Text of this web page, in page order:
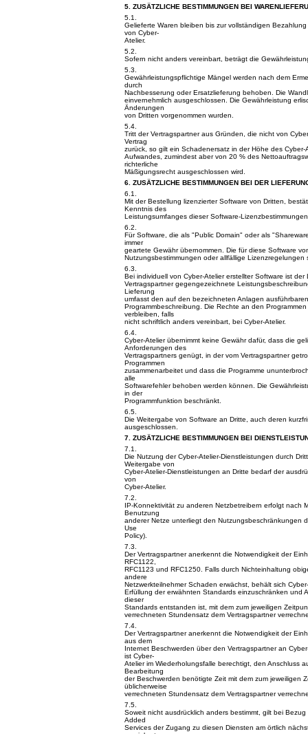
5. ZUSÄTZLICHE BESTIMMUNGEN BEI
5.1.
Gelieferte Waren bleiben bis zur vollständigen
von Cyber-
Atelier.
5.2.
Sofern nicht anders vereinbart, beträgt die
5.3.
Gewährleistungspflichtige Mängel werden nach dem
durch
Nachbesserung oder Ersatzlieferung behoben. Die
einvernehmlich ausgeschlossen. Die Gewährleistung
Änderungen
von Dritten vorgenommen wurden.
5.4.
Tritt der Vertragspartner aus Gründen, die nicht von
Vertrag
zurück, so gilt ein Schadenersatz in der Höhe des
Aufwandes, zumindest aber von 20 % des
richterliche
Mäßigungsrecht ausgeschlossen wird.
6. ZUSÄTZLICHE BESTIMMUNGEN BEI DER
6.1.
Mit der Bestellung lizenzierter Software von Dritten,
Kenntnis des
Leistungsumfanges dieser Software-
6.2.
Für Software, die als "Public Domain" oder als
immer
geartete Gewähr übernommen. Die für diese Software
Nutzungsbestimmungen oder allfällige Lizenzregelungen
6.3.
Bei individuell von Cyber-Atelier erstellter Software ist
Vertragspartner gegengezeichnete
Lieferung
umfasst den auf den bezeichneten Anlagen
Programmbeschreibung. Die Rechte an den
verbleiben, falls
nicht schriftlich anders vereinbart, bei Cyber-Atelier.
6.4.
Cyber-Atelier übernimmt keine Gewähr dafür, dass die
Anforderungen des
Vertragspartners genügt, in der vom Vertragspartner
Programmen
zusammenarbeitet und dass die Programme
alle
Softwarefehler behoben werden können. Die
in der
Programmfunktion beschränkt.
6.5.
Die Weitergabe von Software an Dritte, auch deren
ausgeschlossen.
7. ZUSÄTZLICHE BESTIMMUNGEN BEI
7.1.
Die Nutzung der Cyber-Atelier-Dienstleistungen durch
Weitergabe von
Cyber-Atelier-Dienstleistungen an Dritte bedarf der
von
Cyber-Atelier.
7.2.
IP-Konnektivität zu anderen Netzbetreibern erfolgt nach
Benutzung
anderer Netze unterliegt den Nutzungsbeschränkungen
Use
Policy).
7.3.
Der Vertragspartner anerkennt die Notwendigkeit der
RFC1122,
RFC1123 und RFC1250. Falls durch Nichteinhaltung
andere
Netzwerkteilnehmer Schaden erwächst, behält sich
Erfüllung der erwähnten Standards einzuschränken und
dieser
Standards entstanden ist, mit dem zum jeweiligen
verrechneten Stundensatz dem Vertragspartner
7.4.
Der Vertragspartner anerkennt die Notwendigkeit der
aus dem
Internet Beschwerden über den Vertragspartner an
ist Cyber-
Atelier im Wiederholungsfalle berechtigt, den Anschluss
Bearbeitung
der Beschwerden benötigte Zeit mit dem zum jeweiligen
üblicherweise
verrechneten Stundensatz dem Vertragspartner
7.5.
Soweit nicht ausdrücklich anders bestimmt, gilt bei
Added
Services der Zugang zu diesen Diensten am örtlich